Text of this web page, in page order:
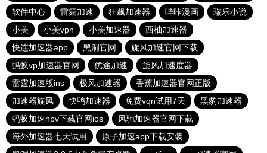
软件中心
雷霆加速 狂飙加速器 哔咔漫画
瑞乐小说
小美
小美vpn 小美加速器
西柚加速器
快连加速器app
黑洞官网
旋风加速官网下载
蚂蚁vp加速器官网
优途加速
旋风加速度器
雷霆加速版ins
极风加速器
香蕉加速器官网正版
加速器旋风
快鸭加速器 免费vqn试用7天
黑豹加速器
蚂蚁加速npv下载官网ios
风驰加速器官网下载
海外加速器七天试用
原子加速app下载安装